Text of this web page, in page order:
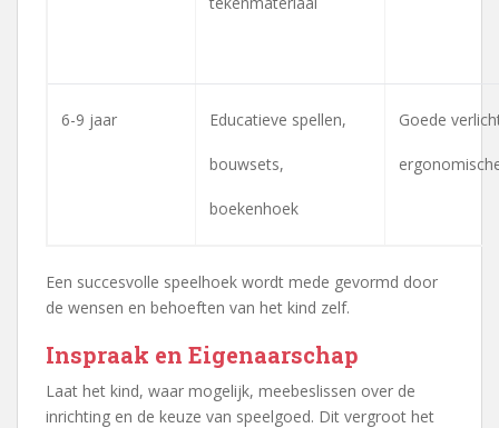
6-9 jaar Educatieve spellen,
bouwsets,
boekenhoek
Goede
Een succesvolle speelhoek wordt mede gevormd door
de wensen en behoeften van het kind zelf.
Inspraak en Eigenaarschap
Laat het kind, waar mogelijk, meebeslissen over de
inrichting en de keuze van speelgoed. Dit vergroot het